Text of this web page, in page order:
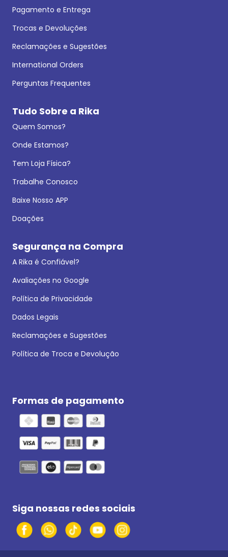
Pagamento e Entrega
Trocas e Devoluções
Reclamações e Sugestões
International Orders
Perguntas Frequentes
Tudo Sobre a Rika
Quem Somos?
Onde Estamos?
Tem Loja Física?
Trabalhe Conosco
Baixe Nosso APP
Doações
Segurança na Compra
A Rika é Confiável?
Avaliações no Google
Política de Privacidade
Dados Legais
Reclamações e Sugestões
Política de Troca e Devolução
Formas de pagamento
Siga nossas redes sociais